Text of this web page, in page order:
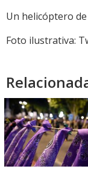
Un helicóptero
Foto ilustrativa: